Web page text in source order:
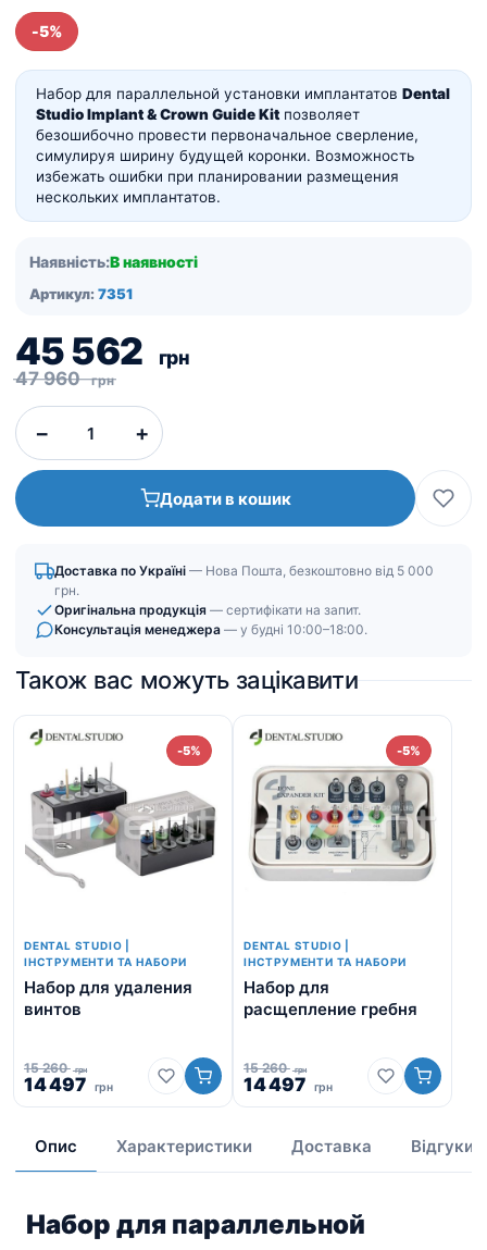
-5%
Набор для параллельной установки имплантатов Dental
Studio Implant & Crown Guide Kit позволяет
безошибочно провести первоначальное сверление,
симулируя ширину будущей коронки. Возможность
избежать ошибки при планировании размещения
нескольких имплантатов.
Наявність:В наявності
Артикул: 7351
47 960 грн
Оригінальна
ціна:
47
960
грн.
45 562 грн
Поточна
ціна:
45
562
грн.
− +
Додати в кошик
Доставка по Україні — Нова Пошта, безкоштовно від 5 000
грн.
Оригінальна продукція — сертифікати на запит.
Консультація менеджера — у будні 10:00–18:00.
Також вас можуть зацікавити
-5%
DENTAL STUDIO |
ІНСТРУМЕНТИ ТА НАБОРИ
Набор для удаления
винтов
15 260 грн
Оригінальна
ціна:
260
грн.
14 497 грнПоточна
ціна:
497
грн.
-5%
DENTAL STUDIO |
ІНСТРУМЕНТИ ТА НАБОРИ
Набор для
расщепление гребня
15 260 грн
Оригінальна
ціна:
260
грн.
14 497 грнПоточна
ціна:
497
грн.
Опис Характеристики Доставка Відгуки
Набор для параллельной